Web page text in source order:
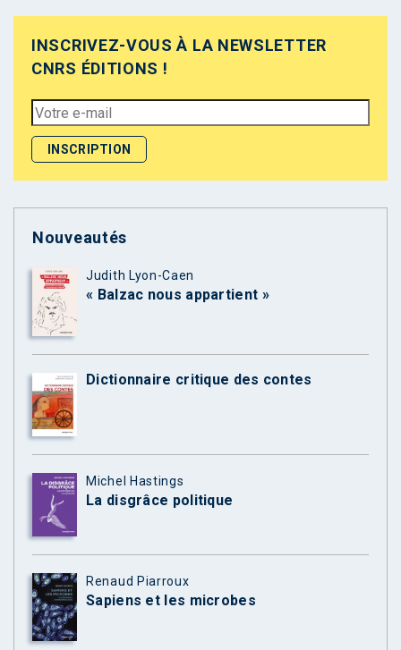
INSCRIVEZ-VOUS À LA NEWSLETTER
CNRS ÉDITIONS !
Nouveautés
Judith Lyon-Caen
« Balzac nous appartient »
Dictionnaire critique des contes
Michel Hastings
La disgrâce politique
Renaud Piarroux
Sapiens et les microbes